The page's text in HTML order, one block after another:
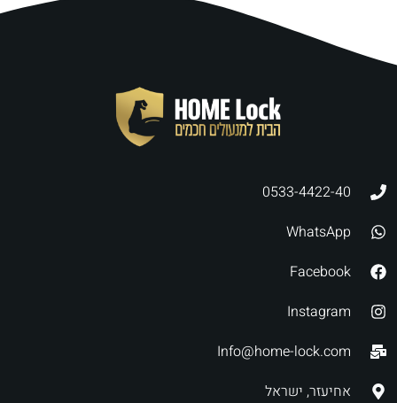
0533-4422-40
WhatsApp
Facebook
Instagram
Info@home-lock.com
אחיעזר, ישראל